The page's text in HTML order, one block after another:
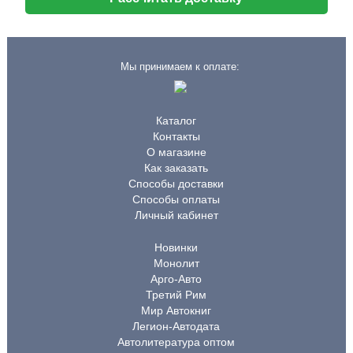
Мы принимаем к оплате:
Каталог
Контакты
О магазине
Как заказать
Способы доставки
Способы оплаты
Личный кабинет
Новинки
Монолит
Арго-Авто
Третий Рим
Мир Автокниг
Легион-Автодата
Автолитература оптом